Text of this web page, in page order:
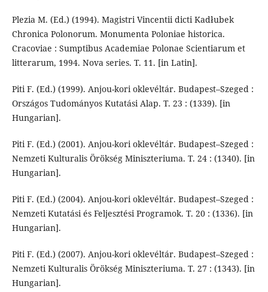
Plezia M. (Ed.) (1994). Magistri Vincentii dicti Kadłubek
Chronica Polonorum. Monumenta Poloniae historica.
Cracoviae : Sumptibus Academiae Polonae Scientiarum et
litterarum, 1994. Nova series. T. 11. [in Latin].
Piti F. (Ed.) (1999). Anjou-kori oklevéltár. Budapest–Szeged :
Országos Tudo­má­nyos Ku­tatási Alap. T. 23 : (1339). [in
Hungarian].
Piti F. (Ed.) (2001). Anjou-kori oklevéltár. Budapest–Szeged :
Nemzeti Kultu­ralis Örökség Miniszteriuma. T. 24 : (1340). [in
Hungarian].
Piti F. (Ed.) (2004). Anjou-kori oklevéltár. Budapest–Szeged :
Nemzeti Kutatási és Fel­jesztési Programok. T. 20 : (1336). [in
Hungarian].
Piti F. (Ed.) (2007). Anjou-kori oklevéltár. Budapest–Szeged :
Nemzeti Kultu­ralis Örökség Miniszteriuma. T. 27 : (1343). [in
Hungarian].